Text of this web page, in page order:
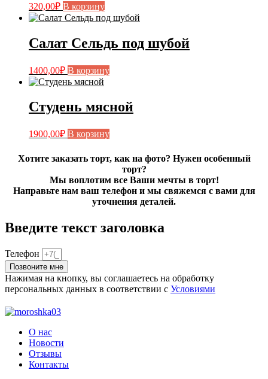
320,00₽ В корзину
Салат Сельдь под шубой
1400,00₽ В корзину
Студень мясной
1900,00₽ В корзину
Хотите заказать торт, как на фото? Нужен особенный
торт?
Мы воплотим все Ваши мечты в торт!
Направьте нам ваш телефон и мы свяжемся с вами для
уточнения деталей.
Введите текст заголовка
Телефон
Позвоните мне
Нажимая на кнопку, вы соглашаетесь на обработку
персональных данных в соответствии с Условиями
О нас
Новости
Отзывы
Контакты